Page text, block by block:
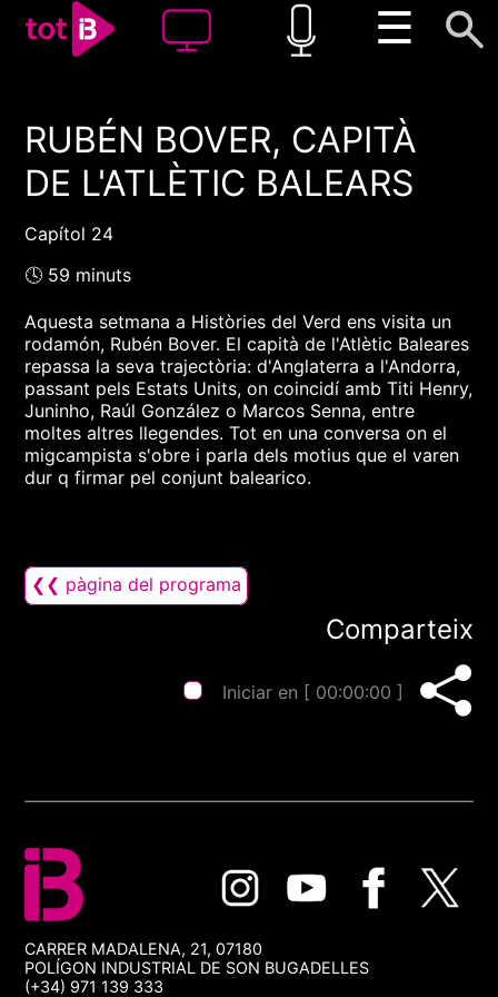
☰
00:00 00:00
1x
RUBÉN BOVER, CAPITÀ
DE L'ATLÈTIC BALEARS
Capítol 24
🕓 59 minuts
Aquesta setmana a Històries del Verd ens visita un
rodamón, Rubén Bover. El capità de l'Atlètic Baleares
repassa la seva trajectòria: d'Anglaterra a l'Andorra,
passant pels Estats Units, on coincidí amb Titi Henry,
Juninho, Raúl González o Marcos Senna, entre
moltes altres llegendes. Tot en una conversa on el
migcampista s'obre i parla dels motius que el varen
dur q firmar pel conjunt balearico.
❮❮ pàgina del programa
Comparteix
Iniciar en [ 00:00:00 ]
CARRER MADALENA, 21, 07180
POLÍGON INDUSTRIAL DE SON BUGADELLES
(+34) 971 139 333